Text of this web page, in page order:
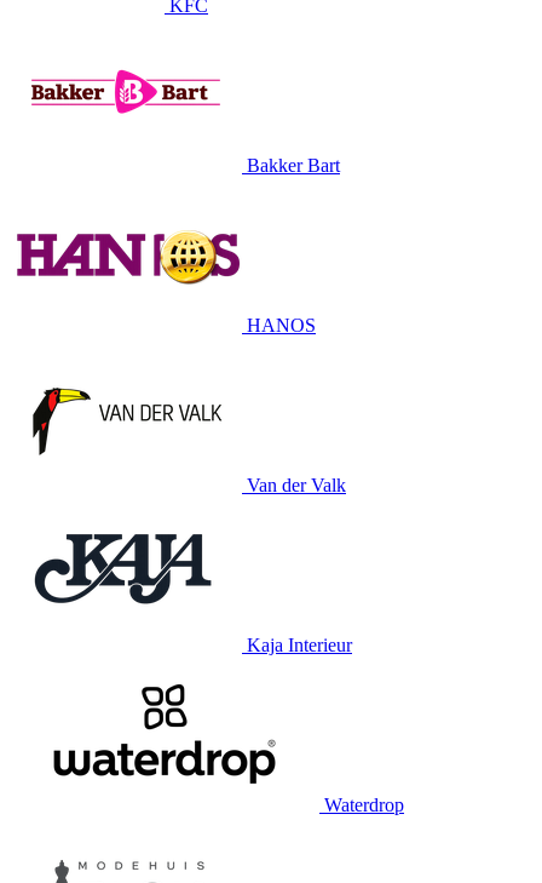
KFC
Bakker Bart
HANOS
Van der Valk
Kaja Interieur
Waterdrop